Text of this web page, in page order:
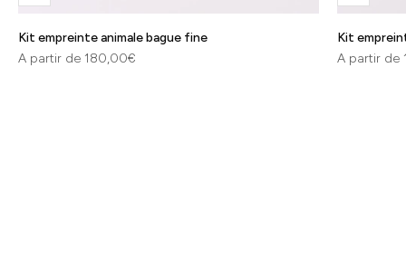
Kit empreinte animale bague fine
Prix de vente
A partir de 180,00€
Kit
Prix de
A partir de